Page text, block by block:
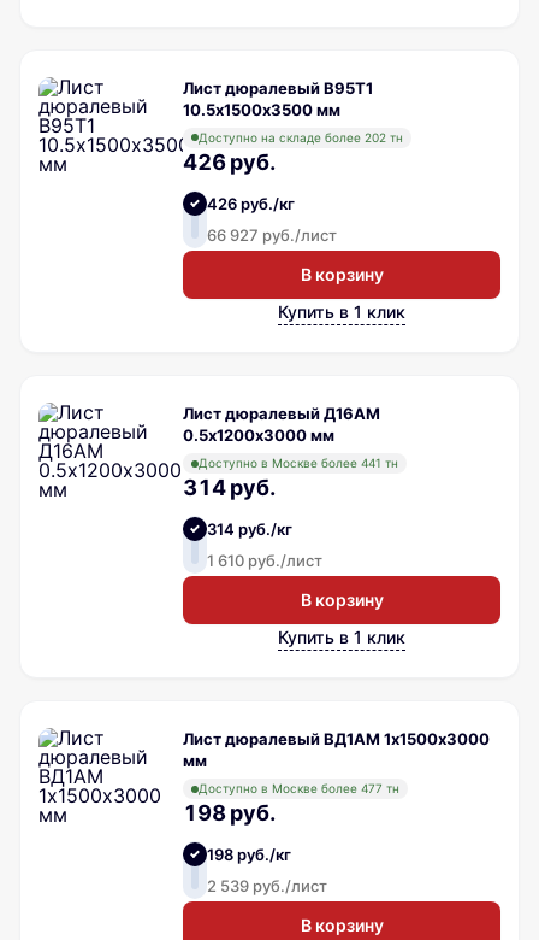
Лист дюралевый В95Т1
10.5х1500х3500 мм
Доступно на складе более 202 тн
426 руб.
426 руб./кг
66 927 руб./лист
В корзину
Купить в 1 клик
Лист дюралевый Д16АМ
0.5х1200х3000 мм
Доступно в Москве более 441 тн
314 руб.
314 руб./кг
1 610 руб./лист
В корзину
Купить в 1 клик
Лист дюралевый ВД1АМ 1х1500х3000
мм
Доступно в Москве более 477 тн
198 руб.
198 руб./кг
2 539 руб./лист
В корзину